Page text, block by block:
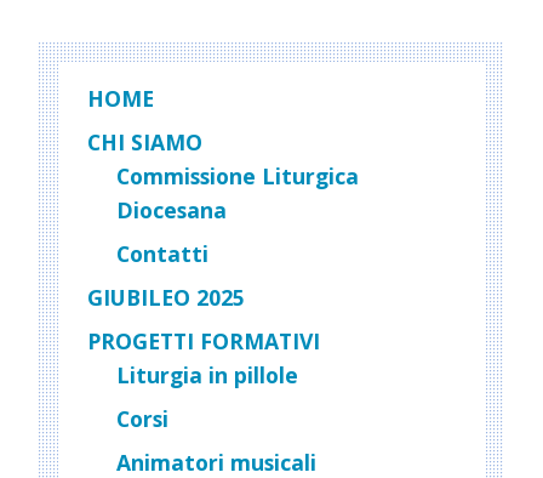
HOME
CHI SIAMO
Commissione Liturgica
Diocesana
Contatti
GIUBILEO 2025
PROGETTI FORMATIVI
Liturgia in pillole
Corsi
Animatori musicali